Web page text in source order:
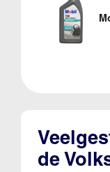
de